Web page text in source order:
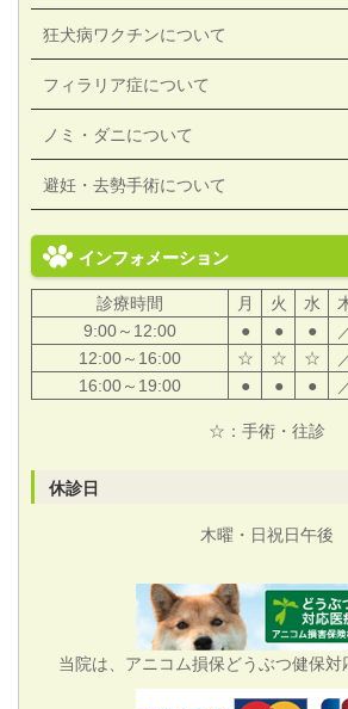
狂犬病ワクチンについて
フィラリア症について
ノミ・ダニについて
避妊・去勢手術について
インフォメーション
診療時間 月 火 水
9:00～12:00
● ● ●
12:00～16:00
☆ ☆ ☆
16:00～19:00
● ● ●
☆：手術・往診
休診日
木曜・日祝日午後
当院は、アニコム損保どうぶつ健保対